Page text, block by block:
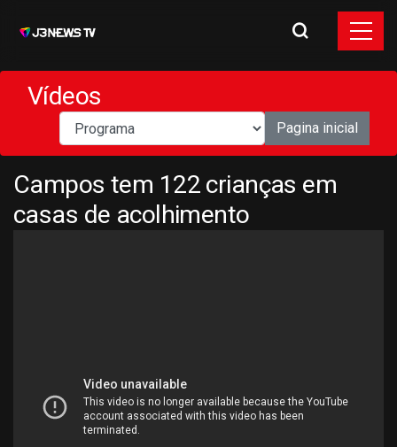
Vídeos
Pagina inicial
Campos tem 122 crianças em
casas de acolhimento